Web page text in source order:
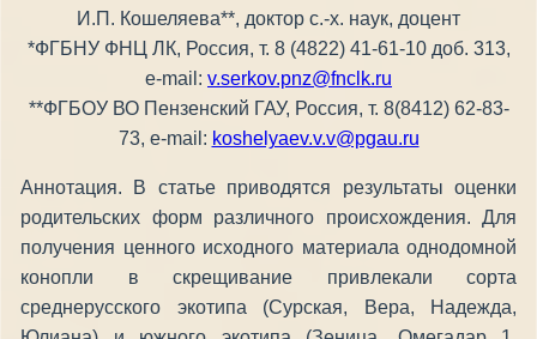
И.П. Кошеляева**, доктор с.-х. наук, доцент
*ФГБНУ ФНЦ ЛК, Россия, т. 8 (4822) 41-61-10 доб. 313,
е-mail: v.serkov.pnz@fnclk.ru
**ФГБОУ ВО Пензенский ГАУ, Россия, т. 8(8412) 62-83-
73, e-mail: koshelyaev.v.v@pgau.ru
Аннотация. В статье приводятся результаты оценки
родительских форм различного происхождения. Для
получения ценного исходного материала однодомной
конопли в скрещивание привлекали сорта
среднерусского экотипа (Сурская, Вера, Надежда,